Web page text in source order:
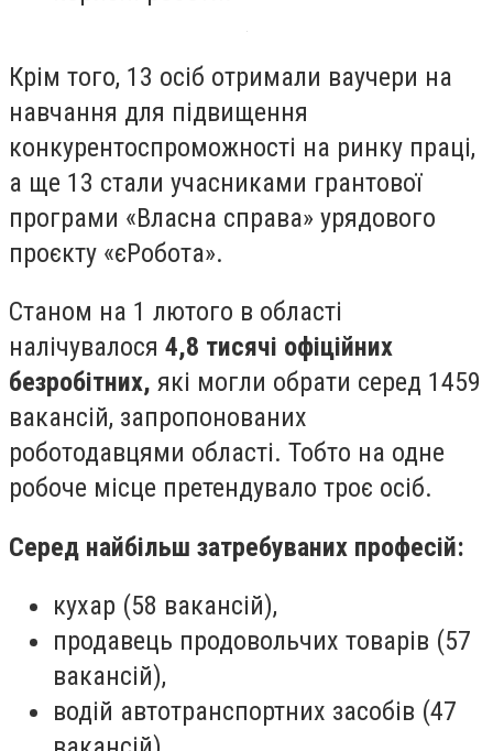
Крім того, 13 осіб отримали ваучери на
навчання для підвищення
конкурентоспроможності на ринку праці,
а ще 13 стали учасниками грантової
програми «Власна справа» урядового
проєкту «єРобота».
Станом на 1 лютого в області
налічувалося 4,8 тисячі офіційних
безробітних, які могли обрати серед 1459
вакансій, запропонованих
роботодавцями області. Тобто на одне
робоче місце претендувало троє осіб.
Серед найбільш затребуваних професій:
кухар (58 вакансій),
продавець продовольчих товарів (57
вакансій),
водій автотранспортних засобів (47